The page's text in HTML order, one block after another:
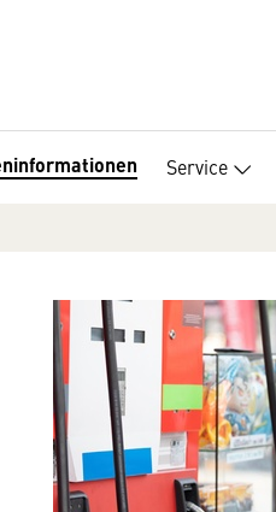
Service